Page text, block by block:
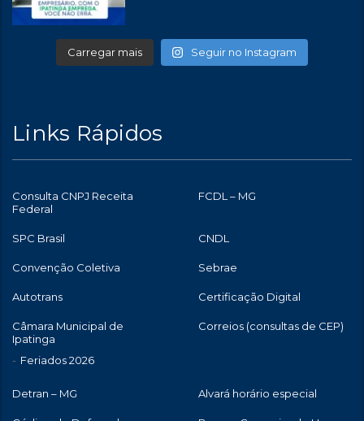
Carregar mais Seguir no Instagram
Links Rápidos
Consulta CNPJ Receita
Federal
FCDL – MG
SPC Brasil CNDL
Convenção Coletiva Sebrae
Autotrans Certificação Digital
Câmara Municipal de
Ipatinga
Feriados 2026
Correios (consultas de CEP)
Detran – MG Alvará horário especial